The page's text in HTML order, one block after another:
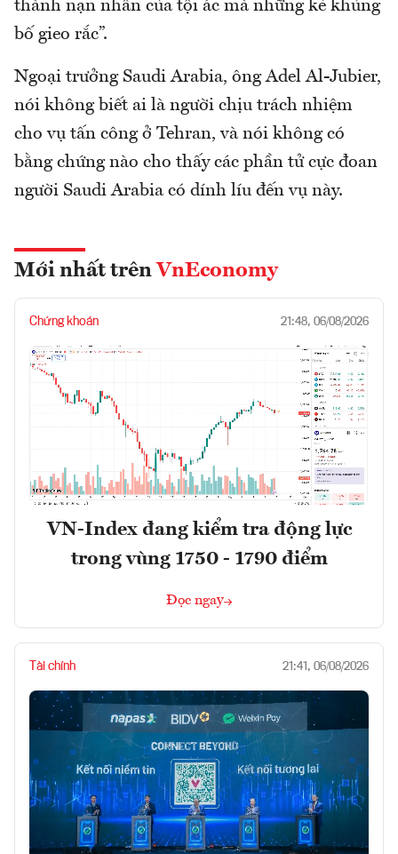
thành nạn nhân của tội ác mà những kẻ khủng
bố gieo rắc”.
Ngoại trưởng Saudi Arabia, ông Adel Al-Jubier,
nói không biết ai là người chịu trách nhiệm
cho vụ tấn công ở Tehran, và nói không có
bằng chứng nào cho thấy các phần tử cực đoan
người Saudi Arabia có dính líu đến vụ này.
Mới nhất trên VnEconomy
Chứng khoán 21:48, 06/08/2026
VN-Index đang kiểm tra động lực
trong vùng 1750 - 1790 điểm
Đọc ngay
Tài chính 21:41, 06/08/2026